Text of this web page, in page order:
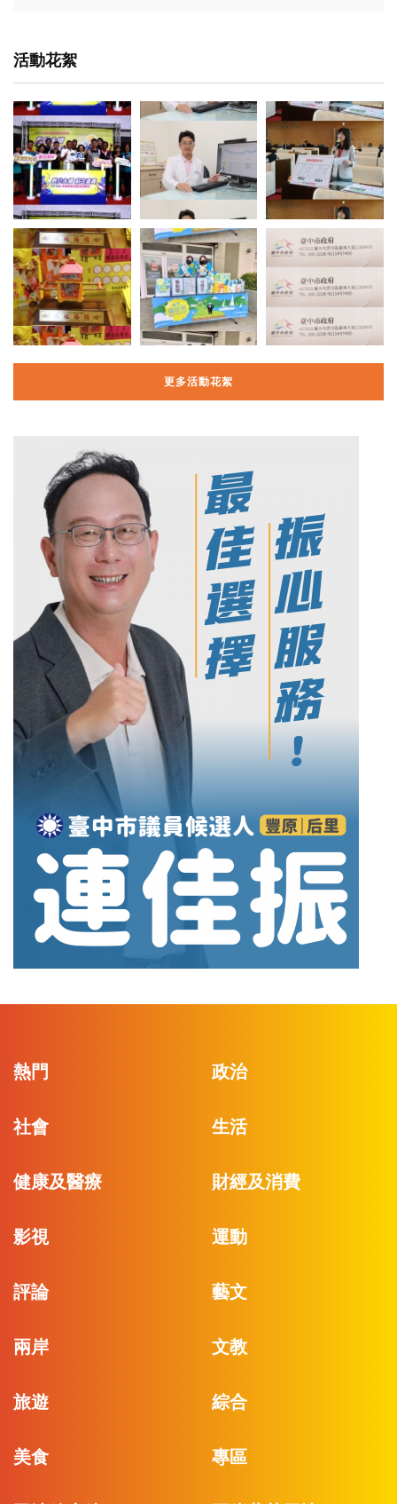
活動花絮
更多活動花絮
熱門 政治
社會 生活
健康及醫療 財經及消費
影視 運動
評論 藝文
兩岸 文教
旅遊 綜合
美食 專區